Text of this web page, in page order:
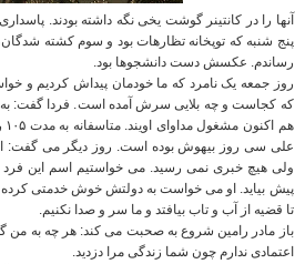
آنها را در کانتینر گوشت یخی نگه داشته بودند.
پنج شنبه که توپخانه تظارهات بود و سوم کشته
رساندم. عکسش دست دانشجوها بود.
روز جمعه یک نامرد که ما خودمان پیداش کردیم و
که کجاست و چه بلایی سرش آمده است. فردا گفت:
هم اکنون مشغول مداوای اویند.متاسفانه به مدت ۱۰۵ روز توسط این فرد و دیگر مسئولین گول خوردیم
علی سی روز بیهوش بوده است. روز دیگر می گفت:
ولی هیچ خبری نمی رسید.می خواستیم اسم این
پیش بیاید. او می خواست به دولتش خوش خدمتی
تا قضیه از آب و تاب بیافتد و ما سر و صدا نکنیم.
باز مادر رامین شروع به صحبت می کند:هر چه به من
اعتمادی ندارم چون شما زندگی مرا دزدید.